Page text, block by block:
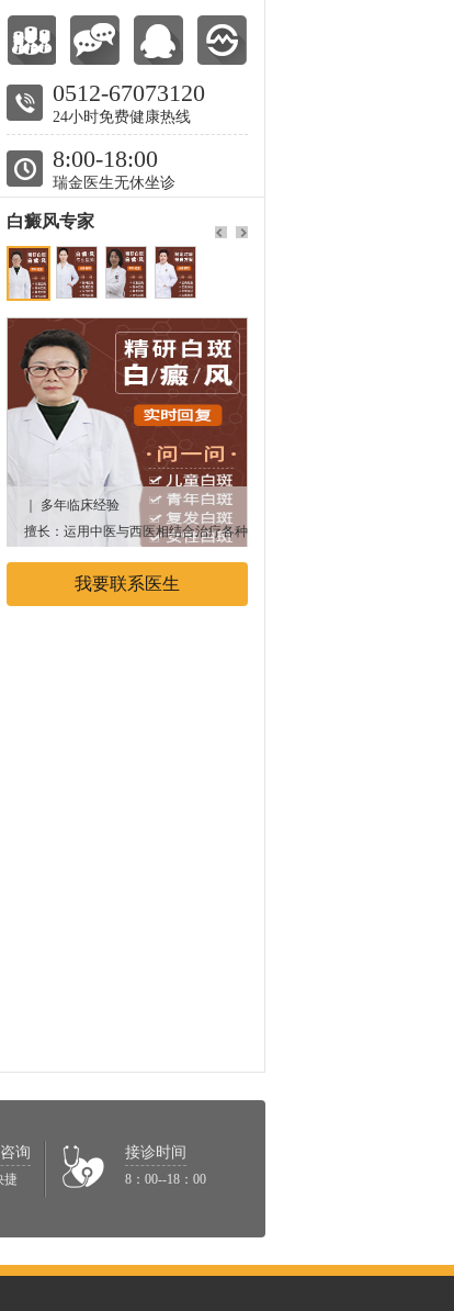
0512-67073120
24小时免费健康热线
8:00-18:00
瑞金医生无休坐诊
白癜风专家
｜ 多年临床经验
擅长：运用中医与西医相结合治疗各种
我要联系医生
询
捷
接诊时间
8：00--18：00